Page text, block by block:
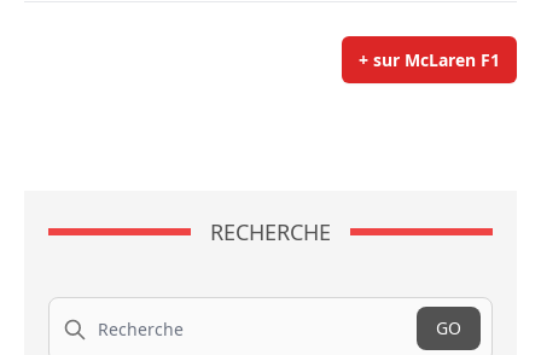
+ sur McLaren F1
RECHERCHE
Recherche
GO